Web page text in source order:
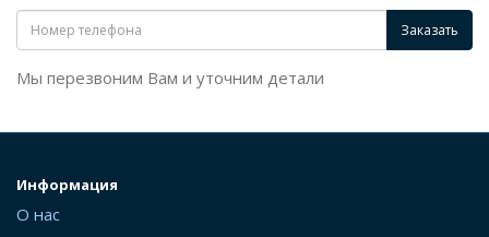
Заказать
Мы перезвоним Вам и уточним детали
Информация
О нас